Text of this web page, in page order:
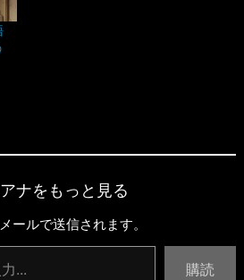
ナをもっと見る
ールで送信されます。
購読